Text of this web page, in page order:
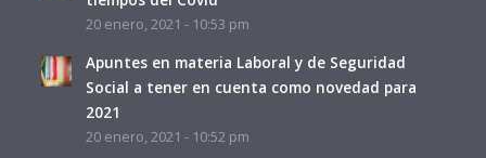
20 enero, 2021 - 10:53 pm
Apuntes en materia Laboral y de Seguridad
Social a tener en cuenta como novedad para
2021
20 enero, 2021 - 10:52 pm